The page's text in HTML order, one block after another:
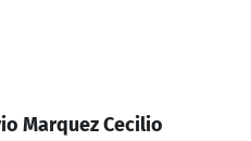
Marquez Cecilio